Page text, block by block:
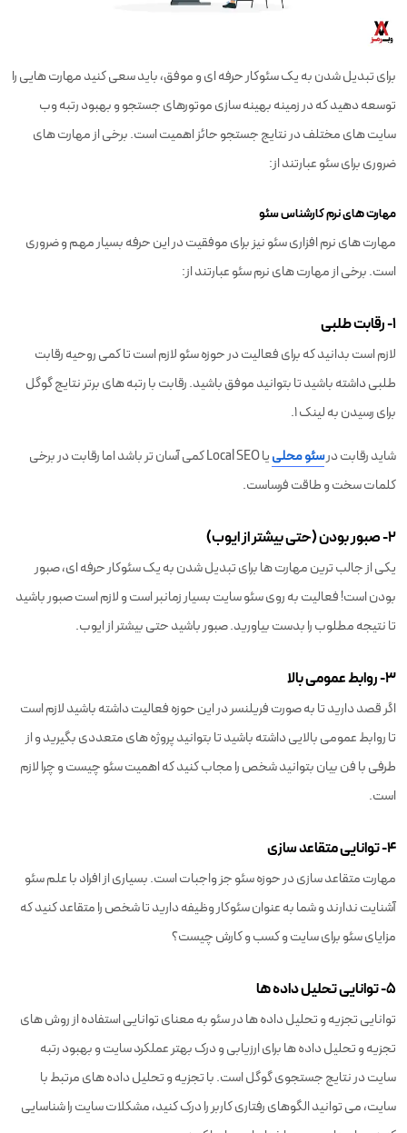
برای تبدیل شدن به یک سئوکار حرفه ای و موفق، باید سعی کنید مهارت هایی را
توسعه دهید که در زمینه بهینه سازی موتورهای جستجو و بهبود رتبه وب
سایت های مختلف در نتایج جستجو حائز اهمیت است. برخی از مهارت های
ضروری برای سئو عبارتند از:
مهارت های نرم کارشناس سئو
مهارت های نرم افزاری سئو نیز برای موفقیت در این حرفه بسیار مهم و ضروری
است. برخی از مهارت های نرم سئو عبارتند از:
۱- رقابت طلبی
لازم است بدانید که برای فعالیت در حوزه سئو لازم است تا کمی روحیه رقابت
طلبی داشته باشید تا بتوانید موفق باشید. رقابت با رتبه های برتر نتایج گوگل
برای رسیدن به لینک 1.
شاید رقابت درسئو محلی
یا Local SEO کمی آسان تر باشد اما رقابت در برخی
کلمات سخت و طاقت فرساست.
۲- صبور بودن (حتی بیشتر از ایوب)
یکی از جالب ترین مهارت ها برای تبدیل شدن به یک سئوکار حرفه ای، صبور
بودن است! فعالیت به روی سئو سایت بسیار زمانبر است و لازم است صبور باشید
تا نتیجه مطلوب را بدست بیاورید. صبور باشید حتی بیشتر از ایوب.
۳- روابط عمومی بالا
اگر قصد دارید تا به صورت فریلنسر در این حوزه فعالیت داشته باشید لازم است
تا روابط عمومی بالایی داشته باشید تا بتوانید پروژه های متعددی بگیرید و از
طرفی با فن بیان بتوانید شخص را مجاب کنید که اهمیت سئو چیست و چرا لازم
است.
۴- توانایی متقاعد سازی
مهارت متقاعد سازی در حوزه سئو جز واجبات است. بسیاری از افراد با علم سئو
آشنایت ندارند و شما به عنوان سئوکار وظیفه دارید تا شخص را متقاعد کنید که
مزایای سئو برای سایت و کسب و کارش چیست؟
۵- توانایی تحلیل داده ها
توانایی تجزیه و تحلیل داده ها در سئو به معنای توانایی استفاده از روش های
تجزیه و تحلیل داده ها برای ارزیابی و درک بهتر عملکرد سایت و بهبود رتبه
سایت در نتایج جستجوی گوگل است. با تجزیه و تحلیل داده های مرتبط با
سایت، می توانید الگوهای رفتاری کاربر را درک کنید، مشکلات سایت را شناسایی